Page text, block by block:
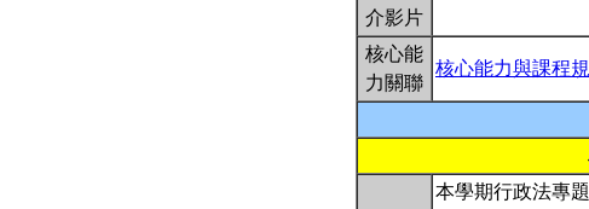
介影片
核心能
力關聯
核心能力與課程
本學期行政法專